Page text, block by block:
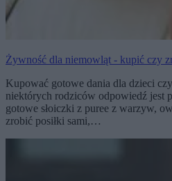
Żywność dla niemowląt - kupić czy
Kupować gotowe dania dla dzieci
niektórych rodziców odpowiedź jest
gotowe słoiczki z puree z warzyw,
zrobić posiłki sami,…